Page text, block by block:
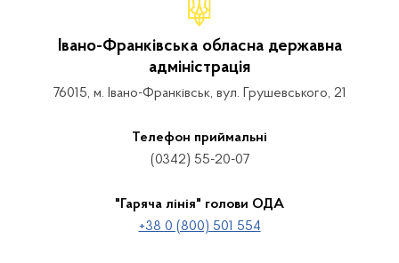
Івано-Франківська обласна державна
адміністрація
76015, м. Івано-Франківськ, вул. Грушевського, 21
Телефон приймальні
(0342) 55-20-07
"Гаряча лінія" голови ОДА
+38 0 (800) 501 554